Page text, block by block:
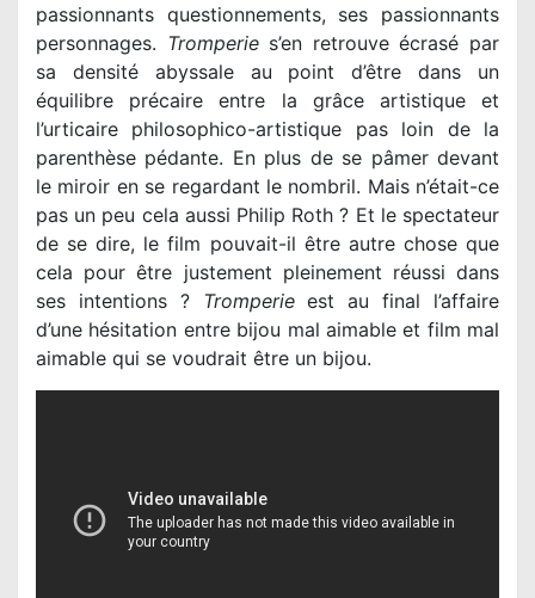
passionnants questionnements, ses passionnants
personnages. Tromperies’en retrouve écrasé par
sa densité abyssale au point d’être dans un
équilibre précaire entre la grâce artistique et
l’urticaire philosophico-artistique pas loin de la
parenthèse pédante. En plus de se pâmer devant
le miroir en se regardant le nombril. Mais n’était-ce
pas un peu cela aussi Philip Roth ? Et le spectateur
de se dire, le film pouvait-il être autre chose que
cela pour être justement pleinement réussi dans
ses intentions ? Tromperieest au final l’affaire
d’une hésitation entre bijou mal aimable et film mal
aimable qui se voudrait être un bijou.